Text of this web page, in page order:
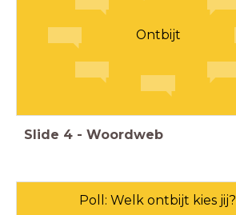
Ontbijt
Slide 4 - Woordweb
Poll: Welk ontbijt kies jij?